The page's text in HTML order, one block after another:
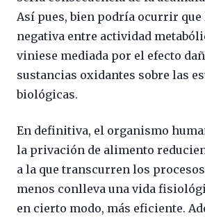
Así pues, bien podría ocurrir
negativa entre actividad
viniese mediada por el efecto
sustancias oxidantes sobre las
biológicas.
En definitiva, el organismo
la privación de alimento
a la que transcurren los
menos conlleva una vida
en cierto modo, más eficiente.